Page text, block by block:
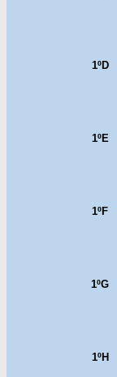
1ºD
1ºE
1ºF
1ºG
1ºH